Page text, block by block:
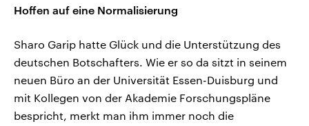
Hoffen auf eine Normalisierung
Sharo Garip hatte Glück und die Unterstützung des
deutschen Botschafters. Wie er so da sitzt in seinem
neuen Büro an der Universität Essen-Duisburg und
mit Kollegen von der Akademie Forschungspläne
bespricht, merkt man ihm immer noch die